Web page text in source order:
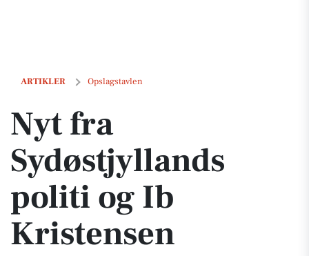
ARTIKLER Opslagstavlen
Nyt fra Sydøstjyllands politi og Ib Kristensen
Nyt fra
Sydøstjyllands
politi og Ib
Kristensen